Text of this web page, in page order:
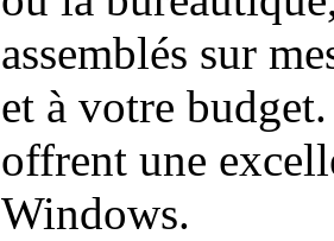
assemblés sur
et à votre
offrent une
Windows.